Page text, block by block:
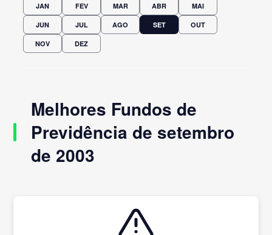
JAN FEV MAR ABR MAI
JUN JUL AGO SET OUT
NOV DEZ
Melhores Fundos de
Previdência de setembro
de 2003